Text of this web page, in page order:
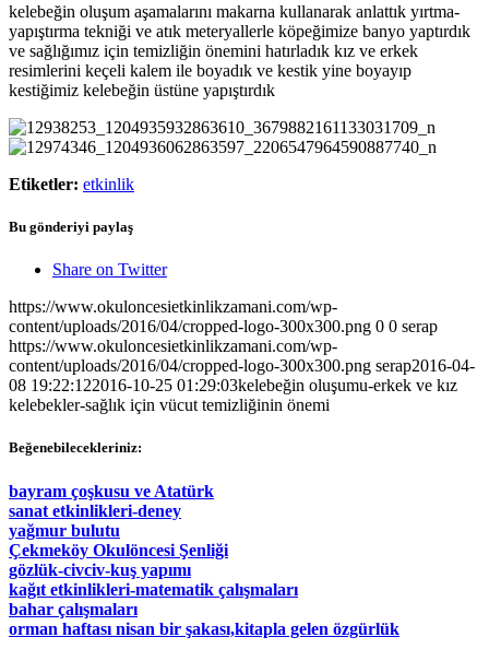
kelebeğin oluşum aşamalarını makarna kullanarak anlattık yırtma-
yapıştırma tekniği ve atık meteryallerle köpeğimize banyo yaptırdık
ve sağlığımız için temizliğin önemini hatırladık kız ve erkek
resimlerini keçeli kalem ile boyadık ve kestik yine boyayıp
kestiğimiz kelebeğin üstüne yapıştırdık
Etiketler: etkinlik
Bu gönderiyi paylaş
Share on Twitter
https://www.okuloncesietkinlikzamani.com/wp-
content/uploads/2016/04/cropped-logo-300x300.png 0 0 serap
https://www.okuloncesietkinlikzamani.com/wp-
content/uploads/2016/04/cropped-logo-300x300.png serap2016-04-
08 19:22:122016-10-25 01:29:03kelebeğin oluşumu-erkek ve kız
kelebekler-sağlık için vücut temizliğinin önemi
Beğenebilecekleriniz:
bayram çoşkusu ve Atatürk
sanat etkinlikleri-deney
yağmur bulutu
Çekmeköy Okulöncesi Şenliği
gözlük-civciv-kuş yapımı
kağıt etkinlikleri-matematik çalışmaları
bahar çalışmaları
orman haftası nisan bir şakası,kitapla gelen özgürlük